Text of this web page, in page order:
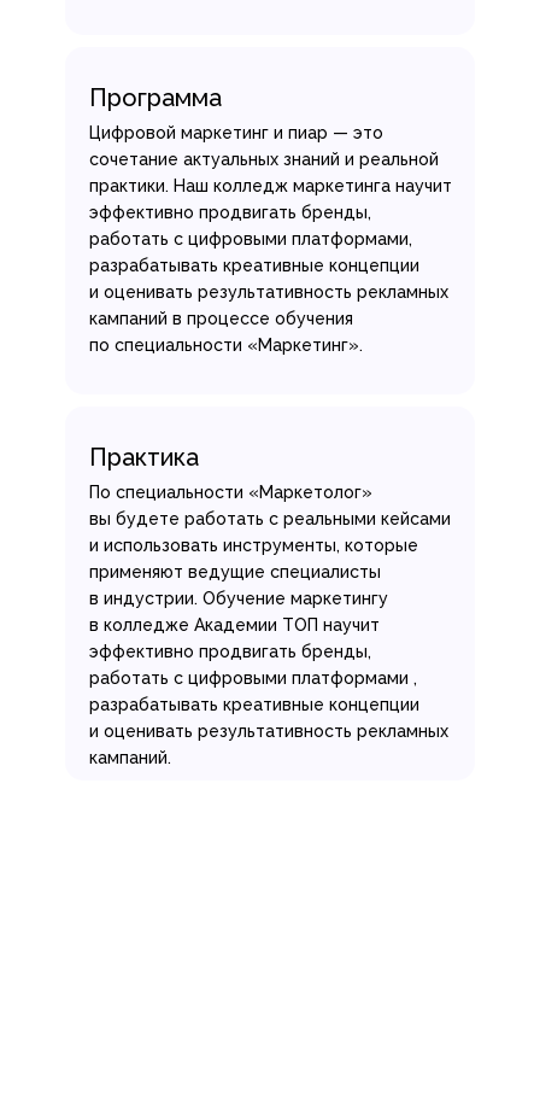
Программа
Цифровой маркетинг и пиар — это
сочетание актуальных знаний и реальной
практики. Наш колледж маркетинга научит
эффективно продвигать бренды,
работать с цифровыми платформами,
разрабатывать креативные концепции
и оценивать результативность рекламных
кампаний в процессе обучения
по специальности «Маркетинг».
Практика
По специальности «Маркетолог»
вы будете работать с реальными кейсами
и использовать инструменты, которые
применяют ведущие специалисты
в индустрии. Обучение маркетингу
в колледже Академии ТОП научит
эффективно продвигать бренды,
работать с цифровыми платформами ,
разрабатывать креативные концепции
и оценивать результативность рекламных
кампаний.